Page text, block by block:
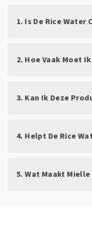
1. Is De Rice
2. Hoe Vaak Moet
3. Kan Ik Deze
4. Helpt De Rice
5. Wat Maakt